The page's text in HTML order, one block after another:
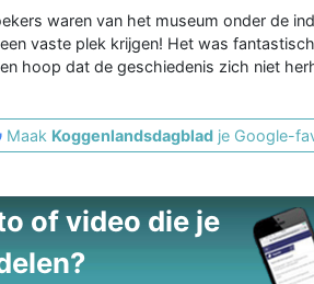
waren van het museum onder de
vaste plek krijgen! Het was
hoop dat de geschiedenis zich niet
Maak Koggenlandsdagblad je Google-
of video die je